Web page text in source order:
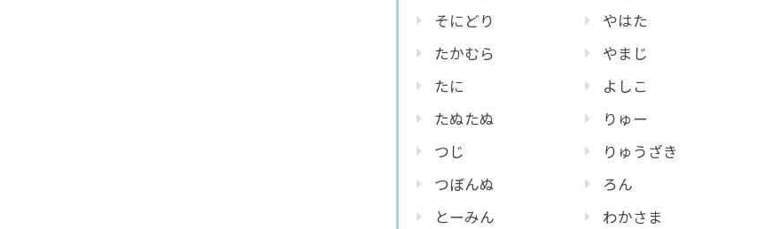
そにどり
たかむら
たに
たぬたぬ
つじ
つぼんぬ
とーみん
やはた
やまじ
よしこ
りゅー
りゅうざき
ろん
わかさま